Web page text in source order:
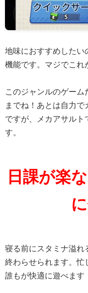
地味におすすめしたい
機能です。マジでこれ
このジャンルのゲーム
までね！あとは自力
ですが、メカアサルト
す。
日課が楽
寝る前にスタミナ溢れ
終わらせられます。忙
誰もが快適に遊べます